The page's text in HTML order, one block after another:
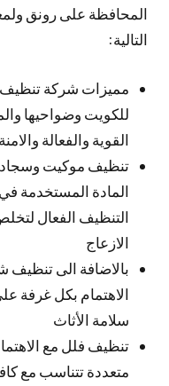
المحافظة على رونق
التالية:
مميزات شركة تنظيف
للكويت وضواحيها
القوية والفعالة
تنظيف موكيت
المادة المستخدمة
التنظيف الفعال
الازعاج
بالاضافة الى
الاهتمام بكل غرفة
سلامة الأثاث
تنظيف فلل مع
متعددة تتناسب مع